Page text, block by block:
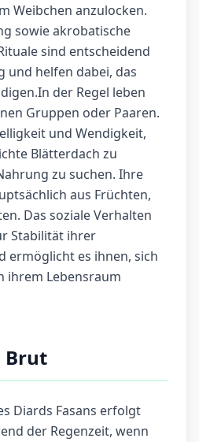
Weibchen anzulocken.
sowie akrobatische
sind entscheidend
und helfen dabei, das
der Regel leben
Gruppen oder Paaren.
und Wendigkeit,
Blätterdach zu
zu suchen. Ihre
aus Früchten,
Das soziale Verhalten
Stabilität ihrer
ermöglicht es ihnen, sich
ihrem Lebensraum
Brut
Diards Fasans erfolgt
der Regenzeit, wenn